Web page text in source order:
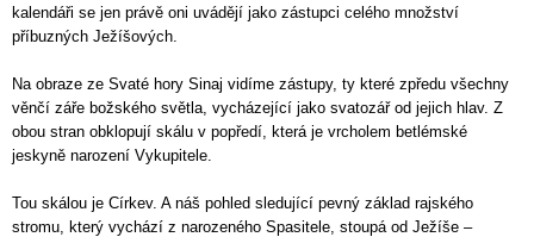
kalendáři se jen právě oni uvádějí jako zástupci celého množství
příbuzných Ježíšových.
Na obraze ze Svaté hory Sinaj vidíme zástupy, ty které zpředu všechny
věnčí záře božského světla, vycházející jako svatozář od jejich hlav. Z
obou stran obklopují skálu v popředí, která je vrcholem betlémské
jeskyně narození Vykupitele.
Tou skálou je Církev. A náš pohled sledující pevný základ rajského
stromu, který vychází z narozeného Spasitele, stoupá od Ježíše –